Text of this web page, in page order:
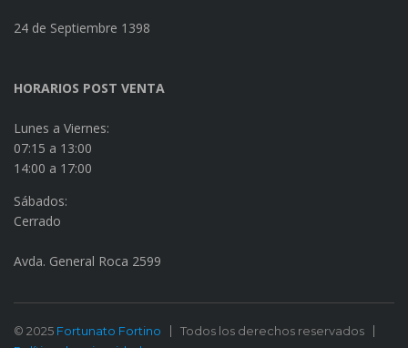
24 de Septiembre 1398
HORARIOS POST VENTA
Lunes a Viernes:
07:15 a 13:00
14:00 a 17:00
Sábados:
Cerrado
Avda. General Roca 2599
© 2025 Fortunato Fortino
Todos los derechos reservados